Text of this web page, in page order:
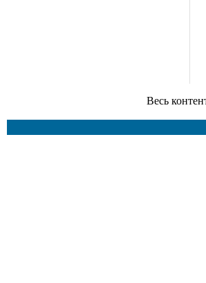
Весь контент доступний за